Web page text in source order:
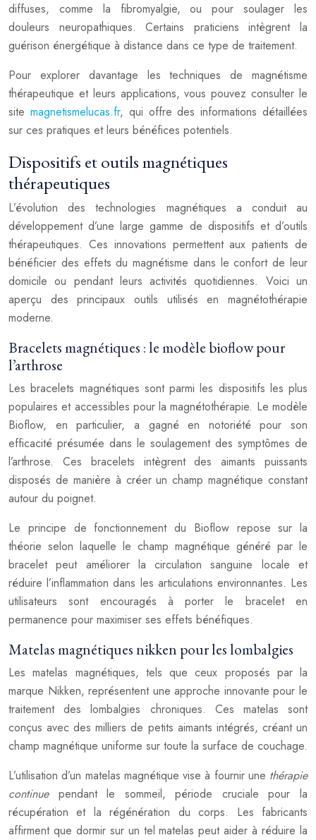
diffuses, comme la fibromyalgie, ou pour soulager les
douleurs neuropathiques. Certains praticiens intègrent la
guérison énergétique à distance dans ce type de traitement.
Pour explorer davantage les techniques de magnétisme
thérapeutique et leurs applications, vous pouvez consulter le
site magnetismelucas.fr, qui offre des informations détaillées
sur ces pratiques et leurs bénéfices potentiels.
Dispositifs et outils magnétiques
thérapeutiques
L’évolution des technologies magnétiques a conduit au
développement d’une large gamme de dispositifs et d’outils
thérapeutiques. Ces innovations permettent aux patients de
bénéficier des effets du magnétisme dans le confort de leur
domicile ou pendant leurs activités quotidiennes. Voici un
aperçu des principaux outils utilisés en magnétothérapie
moderne.
Bracelets magnétiques : le modèle bioflow pour
l’arthrose
Les bracelets magnétiques sont parmi les dispositifs les plus
populaires et accessibles pour la magnétothérapie. Le modèle
Bioflow, en particulier, a gagné en notoriété pour son
efficacité présumée dans le soulagement des symptômes de
l’arthrose. Ces bracelets intègrent des aimants puissants
disposés de manière à créer un champ magnétique constant
autour du poignet.
Le principe de fonctionnement du Bioflow repose sur la
théorie selon laquelle le champ magnétique généré par le
bracelet peut améliorer la circulation sanguine locale et
réduire l’inflammation dans les articulations environnantes. Les
utilisateurs sont encouragés à porter le bracelet en
permanence pour maximiser ses effets bénéfiques.
Matelas magnétiques nikken pour les lombalgies
Les matelas magnétiques, tels que ceux proposés par la
marque Nikken, représentent une approche innovante pour le
traitement des lombalgies chroniques. Ces matelas sont
conçus avec des milliers de petits aimants intégrés, créant un
champ magnétique uniforme sur toute la surface de couchage.
L’utilisation d’un matelas magnétique vise à fournir une thérapie
continue pendant le sommeil, période cruciale pour la
récupération et la régénération du corps. Les fabricants
affirment que dormir sur un tel matelas peut aider à réduire la